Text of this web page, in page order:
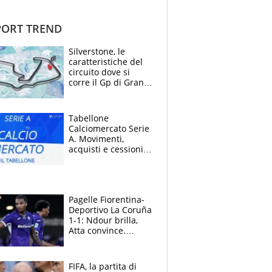
TREND
Silverstone, le
caratteristiche del
circuito dove si
corre il Gp di Gran
Tabellone
Calciomercato Serie
A. Movimenti,
acquisti e cessioni:
Pagelle Fiorentina-
Deportivo La Coruña
1-1: Ndour brilla,
Atta convince.
FIFA, la partita di